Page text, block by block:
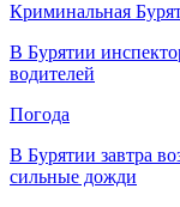
Криминальная
В Бурятии
водителей
Погода
В Бурятии завтра
сильные дожди